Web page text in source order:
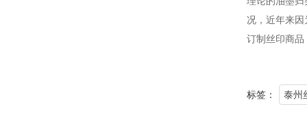
况，近年来
订制丝印商
标签： 泰州